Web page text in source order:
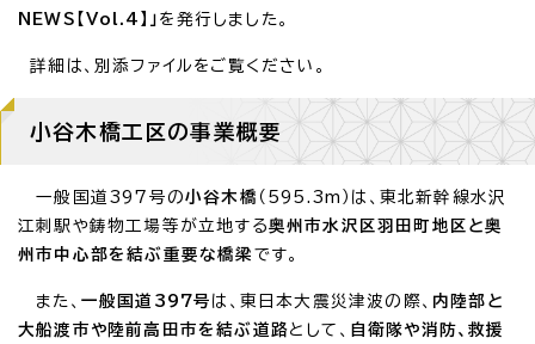
NEWS【Vol.4】」 を発行しました。
詳細は、別添ファイルをご覧ください。
小谷木橋工区の事業概要
一般国道397号の小谷木橋 （595.3m）は、東北新幹線水沢
江刺駅や鋳物工場等が立地する奥州市水沢区羽田町地区と奥
州市中心部を結ぶ重要な橋梁 です。
また、 一般国道397号 は、東日本大震災津波の際、 内陸部と
大船渡市や陸前高田市を結ぶ道路として、 自衛隊や消防、救援